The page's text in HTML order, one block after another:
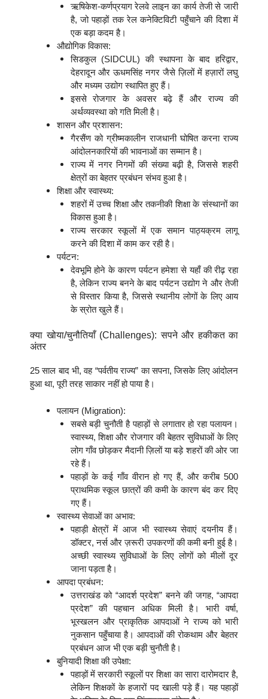
ऋषिकेश-कर्णप्रयाग रेलवे लाइन का कार्य तेजी से जारी
है, जो पहाड़ों तक रेल कनेक्टिविटी पहुँचाने की दिशा में
एक बड़ा कदम है।
औद्योगिक विकास:
सिडकुल (SIDCUL) की स्थापना के बाद हरिद्वार,
देहरादून और ऊधमसिंह नगर जैसे ज़िलों में हज़ारों लघु
और मध्यम उद्योग स्थापित हुए हैं।
इससे रोजगार के अवसर बढ़े हैं और राज्य की
अर्थव्यवस्था को गति मिली है।
शासन और प्रशासन:
गैरसैंण को ग्रीष्मकालीन राजधानी घोषित करना राज्य
आंदोलनकारियों की भावनाओं का सम्मान है।
राज्य में नगर निगमों की संख्या बढ़ी है, जिससे शहरी
क्षेत्रों का बेहतर प्रबंधन संभव हुआ है।
शिक्षा और स्वास्थ्य:
शहरों में उच्च शिक्षा और तकनीकी शिक्षा के संस्थानों का
विकास हुआ है।
राज्य सरकार स्कूलों में एक समान पाठ्यक्रम लागू
करने की दिशा में काम कर रही है।
पर्यटन:
देवभूमि होने के कारण पर्यटन हमेशा से यहाँ की रीढ़ रहा
है, लेकिन राज्य बनने के बाद पर्यटन उद्योग ने और तेजी
से विस्तार किया है, जिससे स्थानीय लोगों के लिए आय
के स्रोत खुले हैं।
क्या खोया/चुनौतियाँ (Challenges): सपने और हकीकत का
अंतर
25 साल बाद भी, वह “पर्वतीय राज्य” का सपना, जिसके लिए आंदोलन
हुआ था, पूरी तरह साकार नहीं हो पाया है।
पलायन (Migration):
सबसे बड़ी चुनौती है पहाड़ों से लगातार हो रहा पलायन।
स्वास्थ्य, शिक्षा और रोजगार की बेहतर सुविधाओं के लिए
लोग गाँव छोड़कर मैदानी ज़िलों या बड़े शहरों की ओर जा
रहे हैं।
पहाड़ों के कई गाँव वीरान हो गए हैं, और करीब 500
प्राथमिक स्कूल छात्रों की कमी के कारण बंद कर दिए
गए हैं।
स्वास्थ्य सेवाओं का अभाव:
पहाड़ी क्षेत्रों में आज भी स्वास्थ्य सेवाएं दयनीय हैं।
डॉक्टर, नर्स और ज़रूरी उपकरणों की कमी बनी हुई है।
अच्छी स्वास्थ्य सुविधाओं के लिए लोगों को मीलों दूर
जाना पड़ता है।
आपदा प्रबंधन:
उत्तराखंड को “आदर्श प्रदेश” बनने की जगह, “आपदा
प्रदेश” की पहचान अधिक मिली है। भारी वर्षा,
भूस्खलन और प्राकृतिक आपदाओं ने राज्य को भारी
नुकसान पहुँचाया है। आपदाओं की रोकथाम और बेहतर
प्रबंधन आज भी एक बड़ी चुनौती है।
बुनियादी शिक्षा की उपेक्षा:
पहाड़ों में सरकारी स्कूलों पर शिक्षा का सारा दारोमदार है,
लेकिन शिक्षकों के हजारों पद खाली पड़े हैं। यह पहाड़ों